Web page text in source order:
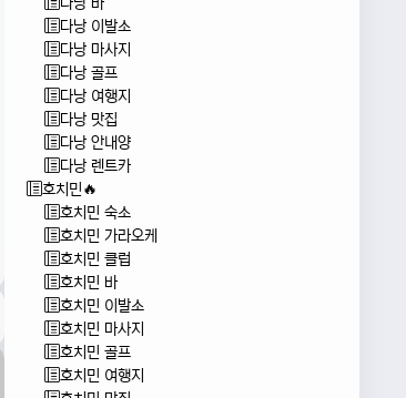
다낭 이발소
다낭 마사지
다낭 골프
다낭 여행지
다낭 맛집
다낭 안내양
다낭 렌트카
호치민🔥
호치민 숙소
호치민 가라오케
호치민 클럽
호치민 바
호치민 이발소
호치민 마사지
호치민 골프
호치민 여행지